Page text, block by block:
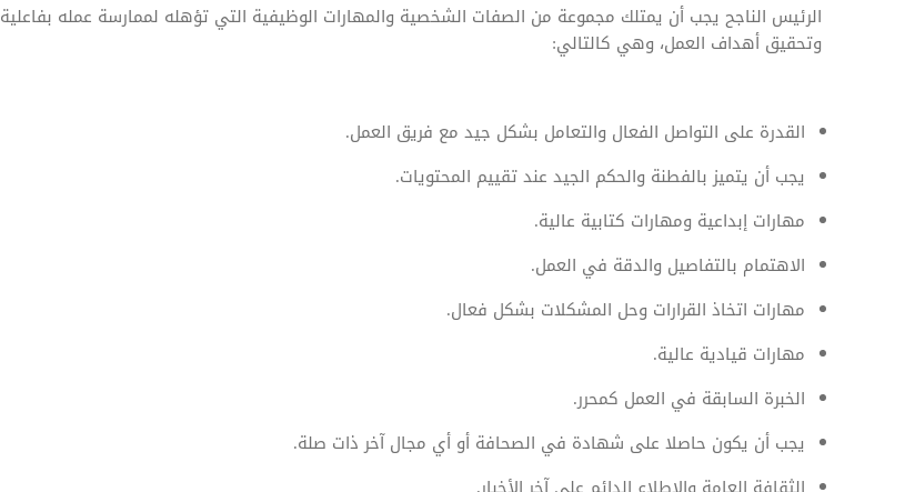
الرئيس الناجح يجب أن يمتلك مجموعة من الصفات الشخصية والمهارات الوظيفية التي تؤهله لممارسة عمله بفاعلية
وتحقيق أهداف العمل، وهي كالتالي:
القدرة على التواصل الفعال والتعامل بشكل جيد مع فريق العمل.
يجب أن يتميز بالفطنة والحكم الجيد عند تقييم المحتويات.
مهارات إبداعية ومهارات كتابية عالية.
الاهتمام بالتفاصيل والدقة في العمل.
مهارات اتخاذ القرارات وحل المشكلات بشكل فعال.
مهارات قيادية عالية.
الخبرة السابقة في العمل كمحرر.
يجب أن يكون حاصلا على شهادة في الصحافة أو أي مجال آخر ذات صلة.